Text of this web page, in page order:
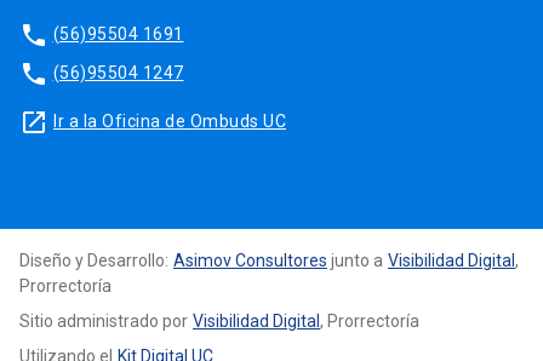
phone (56)95504 1691
phone (56)95504 1247
launch Ir a la Oficina de Ombuds UC
Diseño y Desarrollo: Asimov Consultores junto a Visibilidad Digital ,
Prorrectoría
Sitio administrado por Visibilidad Digital , Prorrectoría
Utilizando el
Kit Digital UC